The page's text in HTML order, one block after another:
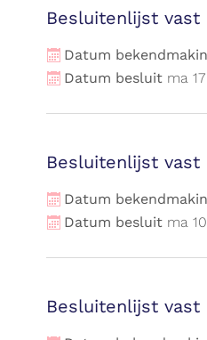
Besluitenlijst vast
Datum
Datum besluit ma 17
Besluitenlijst vast
Datum
Datum besluit ma 10
Besluitenlijst